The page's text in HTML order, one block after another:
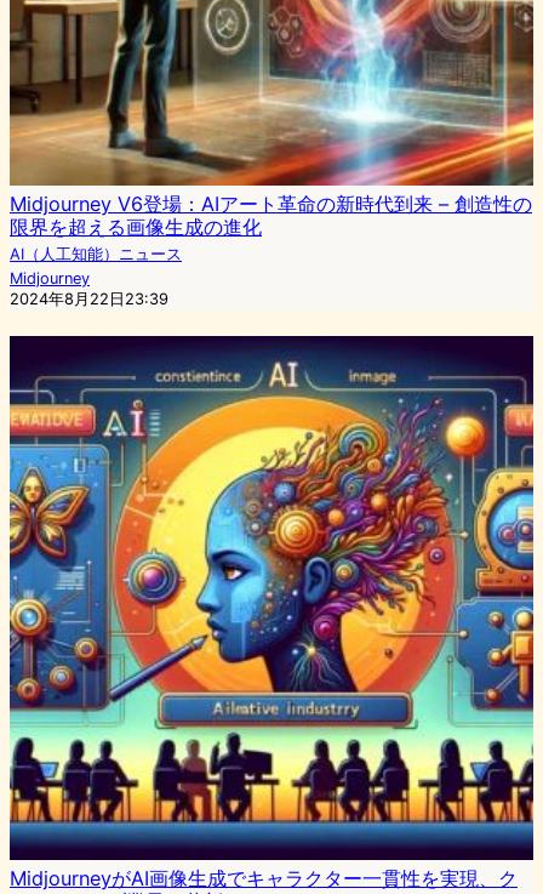
Midjourney V6登場：AIアート革命の新時代到来 – 創造性の
限界を超える画像生成の進化
AI（人工知能）ニュース
Midjourney
2024年8月22日23:39
MidjourneyがAI画像生成でキャラクター一貫性を実現、ク